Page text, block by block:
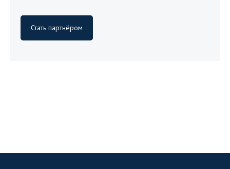
Стать партнёром